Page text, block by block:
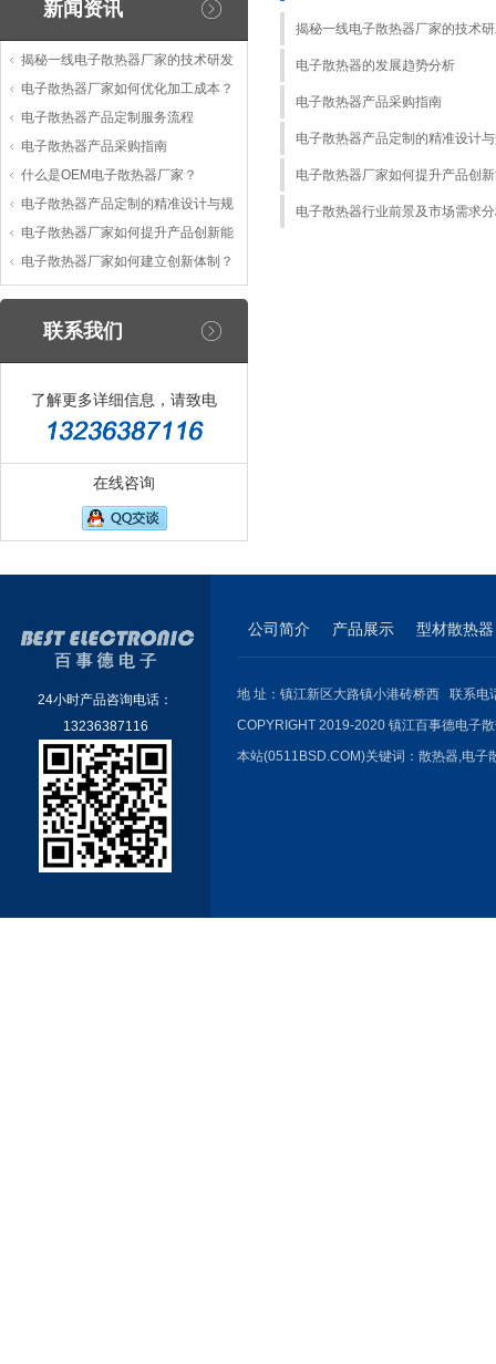
新闻资讯
揭秘一线电子散热器厂家的技术研发
电子散热器厂家如何优化加工成本？
电子散热器产品定制服务流程
电子散热器产品采购指南
什么是OEM电子散热器厂家？
电子散热器产品定制的精准设计与规
电子散热器厂家如何提升产品创新能
电子散热器厂家如何建立创新体制？
联系我们
了解更多详细信息，请致电
在线咨询
揭秘一线电子散热器厂家的技术
电子散热器的发展趋势分析
电子散热器产品采购指南
电子散热器产品定制的精准设计
电子散热器厂家如何提升产品创
电子散热器行业前景及市场需求
24小时产品咨询电话：
13236387116
公司简介 产品展示 型材散热器
地 址：镇江新区大路镇小港砖桥西 联系
COPYRIGHT 2019-2020 镇江百事德电子
本站(0511BSD.COM)关键词： 散热器,电子